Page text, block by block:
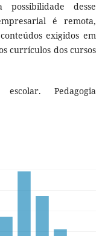
possibilidade desse
é remota,
exigidos em
currículos dos cursos
Pedagogia